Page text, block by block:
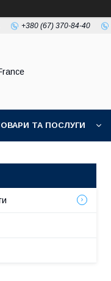
+380 (67) 370-84-40
ТА ПОСЛУГИ